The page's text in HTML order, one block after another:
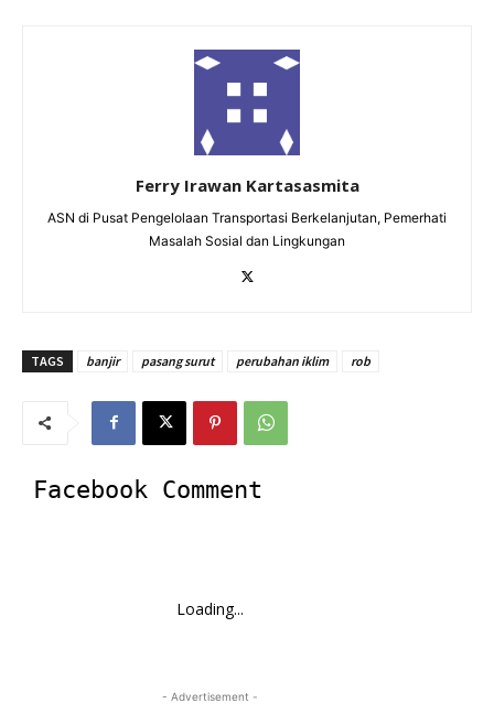
Ferry Irawan Kartasasmita
ASN di Pusat Pengelolaan Transportasi Berkelanjutan, Pemerhati
Masalah Sosial dan Lingkungan
TAGS banjir pasang surut perubahan iklim rob
Facebook Comment
Loading...
- Advertisement -